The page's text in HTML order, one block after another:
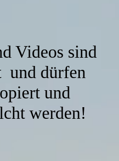
Videos sind
und dürfen
und
werden!